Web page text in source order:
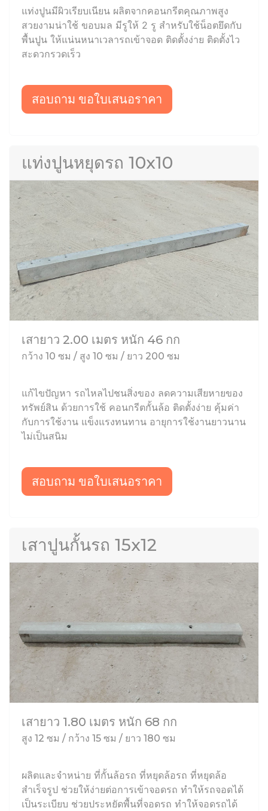
แท่งปูนมีผิวเรียบเนียน ผลิตจากคอนกรีตคุณภาพสูง
สวยงามน่าใช้ ขอบมล มีรูให้ 2 รู สำหรับใช้น็อตยึดกับ
พื้นปูน ให้แน่นหนาเวลารถเข้าจอด ติดตั้งง่าย ติดตั้งไว
สะดวกรวดเร็ว
สอบถาม ขอใบเสนอราคา
แท่งปูนหยุดรถ 10x10
เสายาว 2.00 เมตร หนัก 46 กก
กว้าง 10 ซม / สูง 10 ซม / ยาว 200 ซม
แก้ไขปัญหา รถไหลไปชนสิ่งของ ลดความเสียหายของ
ทรัพย์สิน ด้วยการใช้ คอนกรีตกั้นล้อ ติดตั้งง่าย คุ้มค่า
กับการใช้งาน แข็งแรงทนทาน อายุการใช้งานยาวนาน
ไม่เป็นสนิม
สอบถาม ขอใบเสนอราคา
เสาปูนกั้นรถ 15x12
เสายาว 1.80 เมตร หนัก 68 กก
สูง 12 ซม / กว้าง 15 ซม / ยาว 180 ซม
ผลิตและจำหน่าย ที่กั้นล้อรถ ที่หยุดล้อรถ ที่หยุดล้อ
สำเร็จรูป ช่วยให้ง่ายต่อการเข้าจอดรถ ทำให้รถจอดได้
เป็นระเบียบ ช่วยประหยัดพื้นที่จอดรถ ทำให้จอดรถได้